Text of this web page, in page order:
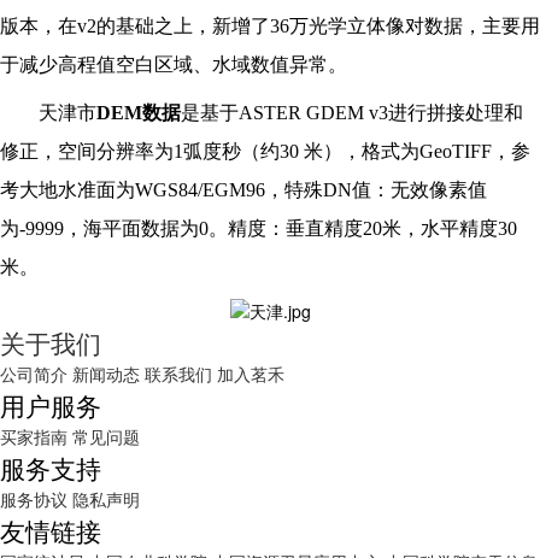
版本，在v2的基础之上，新增了36万光学立体像对数据，主要用
于减少高程值空白区域、水域数值异常。
天津市DEM数据是基于ASTER GDEM v3进行拼接处理和
修正，空间分辨率为1弧度秒（约30 米），格式为GeoTIFF，参
考大地水准面为WGS84/EGM96，特殊DN值：无效像素值
为-9999，海平面数据为0。精度：垂直精度20米，水平精度30
米。
关于我们
公司简介 新闻动态 联系我们 加入茗禾
用户服务
买家指南 常见问题
服务支持
服务协议 隐私声明
友情链接